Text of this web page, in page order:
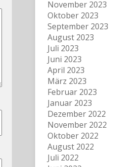
November 2023
Oktober 2023
September 2023
August 2023
Juli 2023
Juni 2023
April 2023
März 2023
Februar 2023
Januar 2023
Dezember 2022
November 2022
Oktober 2022
August 2022
Juli 2022